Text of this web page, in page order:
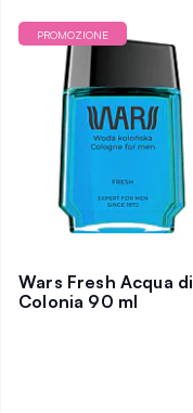
PROMOZIONE
Wars Fresh Acqua di
Colonia 90 ml